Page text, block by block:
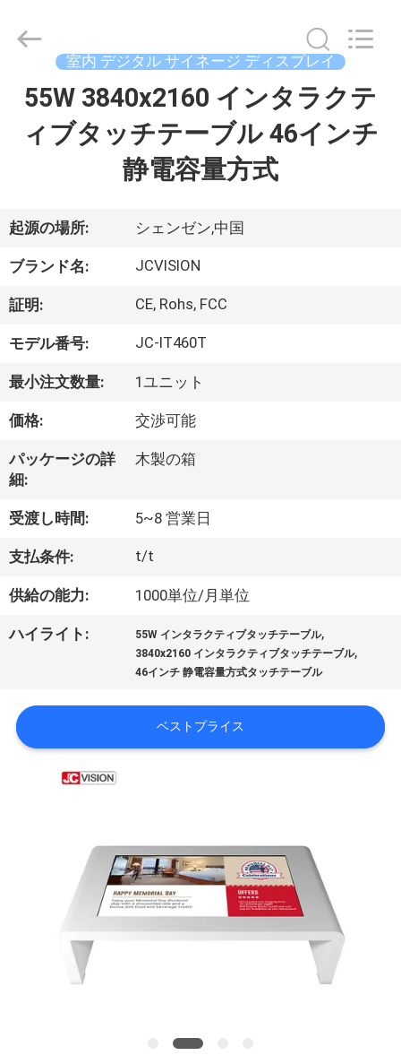
家
品
わ
た
し
ち
に
つ
い
て
工
ツ
ア
Copyright
Shenzhen
Interactive
Technology
室内 デジタル サイネージ ディスプレイ
55W 3840x2160 インタラクテ
ィブタッチテーブル 46インチ
静電容量方式
起源の場所: シェンゼン,中国
ブランド名: JCVISION
証明: CE, Rohs, FCC
モデル番号: JC-IT460T
最小注文数量: 1ユニット
価格: 交渉可能
パッケージの詳
細:
木製の箱
受渡し時間: 5~8 営業日
支払条件: t/t
供給の能力: 1000単位/月単位
ハイライト: 55W インタラクティブタッチテーブル,
3840x2160 インタラクティブタッチテーブル,
46インチ 静電容量方式タッチテーブル
ベストプライス